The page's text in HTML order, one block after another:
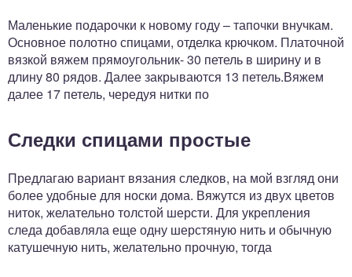
Маленькие подарочки к новому году – тапочки внучкам.
Основное полотно спицами, отделка крючком. Платочной
вязкой вяжем прямоугольник- 30 петель в ширину и в
длину 80 рядов. Далее закрываются 13 петель.Вяжем
далее 17 петель, чередуя нитки по
Следки спицами простые
Предлагаю вариант вязания следков, на мой взгляд они
более удобные для носки дома. Вяжутся из двух цветов
ниток, желательно толстой шерсти. Для укрепления
следа добавляла еще одну шерстяную нить и обычную
катушечную нить, желательно прочную, тогда